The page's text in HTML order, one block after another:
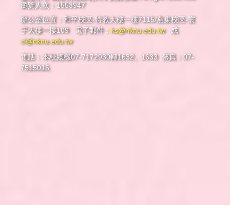
瀏覽人次：1553947
辦公室位置：和平校區-特教大樓一樓7115/燕巢校區-寰
宇大樓一樓109 電子郵件： ks@nknu.edu.tw 或
cl@nknu.edu.tw
電話：本校總機07-7172930轉1632、1633 傳真：07-
7515015